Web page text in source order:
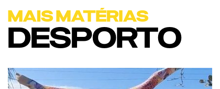
MAIS MATÉRIAS
DESPORTO